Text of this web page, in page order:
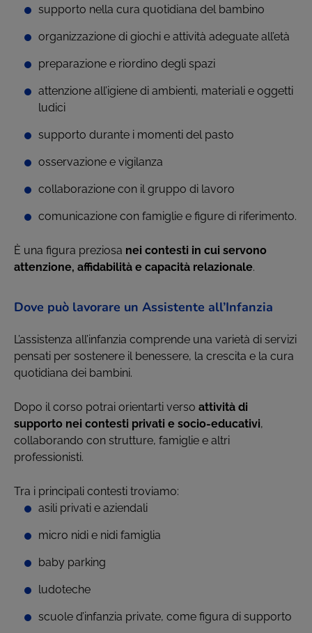
supporto nella cura quotidiana del bambino
organizzazione di giochi e attività adeguate all’età
preparazione e riordino degli spazi
attenzione all’igiene di ambienti, materiali e oggetti
ludici
supporto durante i momenti del pasto
osservazione e vigilanza
collaborazione con il gruppo di lavoro
comunicazione con famiglie e figure di riferimento.
È una figura preziosa nei contesti in cui servono
attenzione, affidabilità e capacità relazionale.
Dove può lavorare un Assistente all’Infanzia
L’assistenza all’infanzia comprende una varietà di servizi
pensati per sostenere il benessere, la crescita e la cura
quotidiana dei bambini.
Dopo il corso potrai orientarti verso attività di
supporto nei contesti privati e socio-educativi,
collaborando con strutture, famiglie e altri
professionisti.
Tra i principali contesti troviamo:
asili privati e aziendali
micro nidi e nidi famiglia
baby parking
ludoteche
scuole d’infanzia private, come figura di supporto